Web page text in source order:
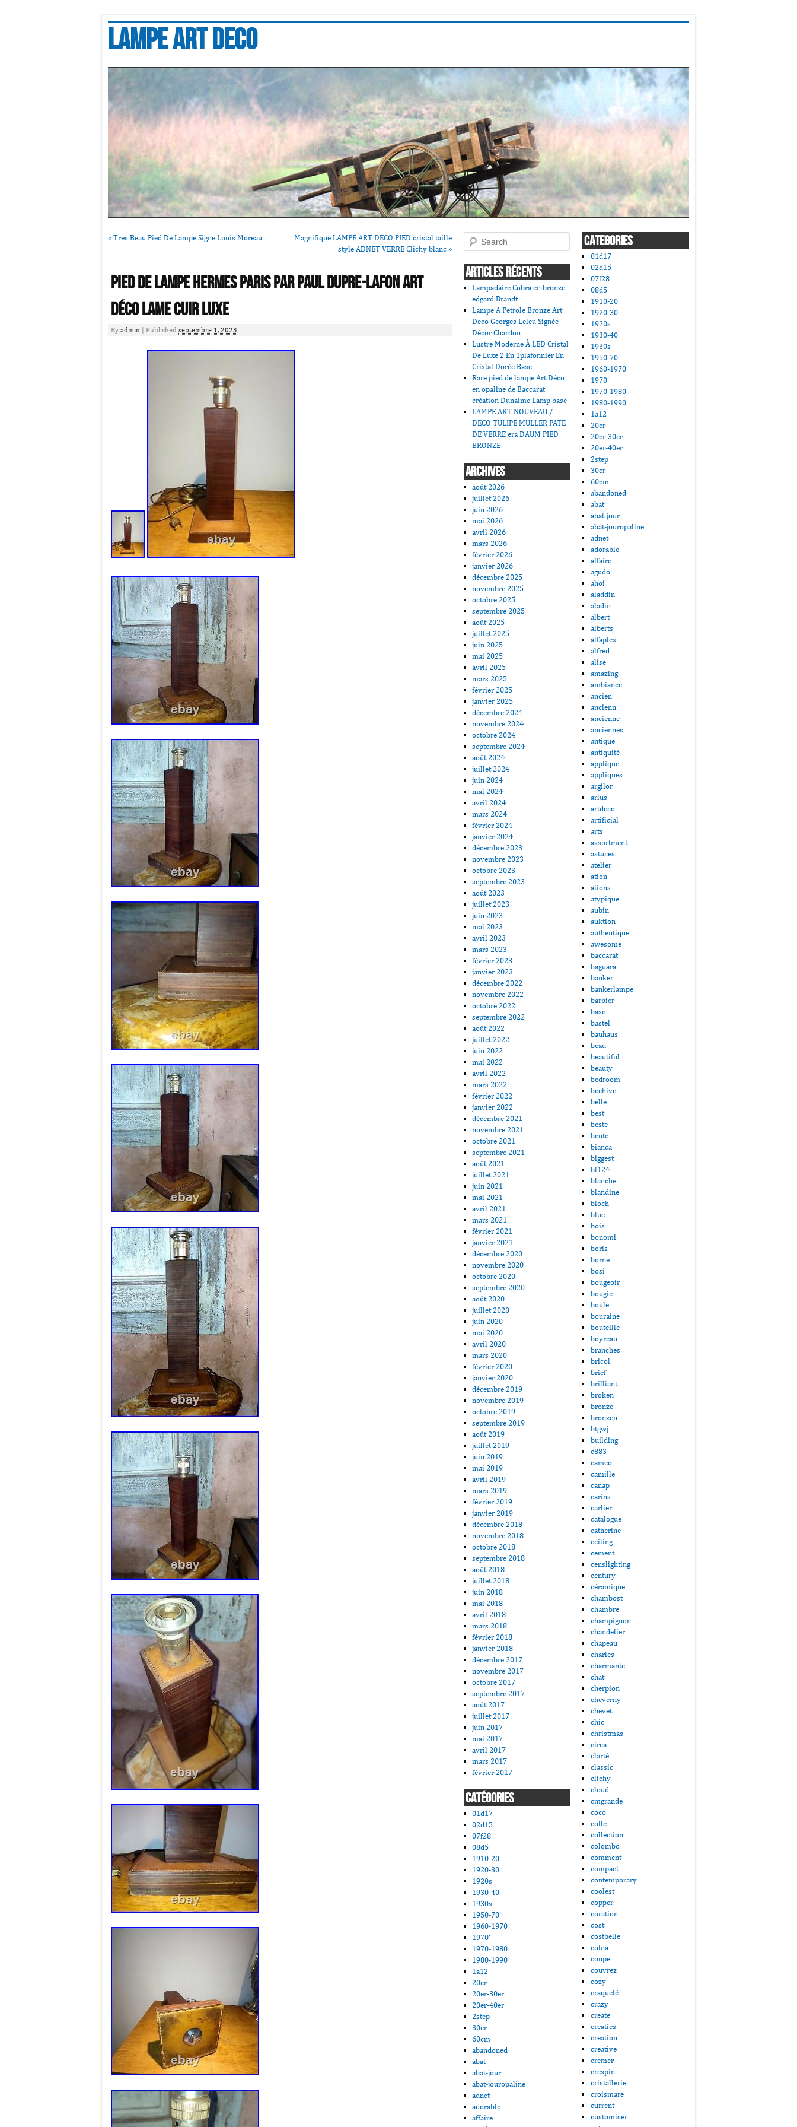
Lampe art deco
« Tres Beau Pied De Lampe Signe Louis Moreau
Magnifique LAMPE ART DECO PIED cristal taille
style ADNET VERRE Clichy blanc »
Pied de lampe HERMES Paris par Paul DUPRE-LAFON Art
Déco lame Cuir luxe
By admin Published septembre 1, 2023
Search
ARTICLES RÉCENTS
Lampadaire Cobra en bronze
edgard Brandt
Lampe A Petrole Bronze Art
Deco Georges Leleu Signée
Décor Chardon
Lustre Moderne À LED Cristal
De Luxe 2 En 1plafonnier En
Cristal Dorée Base
Rare pied de lampe Art Déco
en opaline de Baccarat
création Dunaime Lamp base
LAMPE ART NOUVEAU /
DECO TULIPE MULLER PATE
DE VERRE era DAUM PIED
BRONZE
ARCHIVES
août 2026
juillet 2026
juin 2026
mai 2026
avril 2026
mars 2026
février 2026
janvier 2026
décembre 2025
novembre 2025
octobre 2025
septembre 2025
août 2025
juillet 2025
juin 2025
mai 2025
avril 2025
mars 2025
février 2025
janvier 2025
décembre 2024
novembre 2024
octobre 2024
septembre 2024
août 2024
juillet 2024
juin 2024
mai 2024
avril 2024
mars 2024
février 2024
janvier 2024
décembre 2023
novembre 2023
octobre 2023
septembre 2023
août 2023
juillet 2023
juin 2023
mai 2023
avril 2023
mars 2023
février 2023
janvier 2023
décembre 2022
novembre 2022
octobre 2022
septembre 2022
août 2022
juillet 2022
juin 2022
mai 2022
avril 2022
mars 2022
février 2022
janvier 2022
décembre 2021
novembre 2021
octobre 2021
septembre 2021
août 2021
juillet 2021
juin 2021
mai 2021
avril 2021
mars 2021
février 2021
janvier 2021
décembre 2020
novembre 2020
octobre 2020
septembre 2020
août 2020
juillet 2020
juin 2020
mai 2020
avril 2020
mars 2020
février 2020
janvier 2020
décembre 2019
novembre 2019
octobre 2019
septembre 2019
août 2019
juillet 2019
juin 2019
mai 2019
avril 2019
mars 2019
février 2019
janvier 2019
décembre 2018
novembre 2018
octobre 2018
septembre 2018
août 2018
juillet 2018
juin 2018
mai 2018
avril 2018
mars 2018
février 2018
janvier 2018
décembre 2017
novembre 2017
octobre 2017
septembre 2017
août 2017
juillet 2017
juin 2017
mai 2017
avril 2017
mars 2017
février 2017
CATÉGORIES
01d17
02d15
07f28
08d5
1910-20
1920-30
1920s
1930-40
1930s
1950-70'
1960-1970
1970'
1970-1980
1980-1990
1a12
20er
20er-30er
20er-40er
2step
30er
60cm
abandoned
abat
abat-jour
abat-jouropaline
adnet
adorable
affaire
CATEGORIES
01d17
02d15
07f28
08d5
1910-20
1920-30
1920s
1930-40
1930s
1950-70'
1960-1970
1970'
1970-1980
1980-1990
1a12
20er
20er-30er
20er-40er
2step
30er
60cm
abandoned
abat
abat-jour
abat-jouropaline
adnet
adorable
affaire
agudo
ahoi
aladdin
aladin
albert
alberts
alfaplex
alfred
alise
amazing
ambiance
ancien
ancienn
ancienne
anciennes
antique
antiquité
applique
appliques
argilor
arlus
artdeco
artificial
arts
assortment
astuces
atelier
ation
ations
atypique
aubin
auktion
authentique
awesome
baccarat
baguara
banker
bankerlampe
barbier
base
bastel
bauhaus
beau
beautiful
beauty
bedroom
beehive
belle
best
beste
beute
bianca
biggest
bl124
blanche
blandine
bloch
blue
bois
bonomi
boris
borne
bosi
bougeoir
bougie
boule
bouraine
bouteille
boyreau
branches
bricol
brief
brilliant
broken
bronze
bronzen
btgwj
building
c883
cameo
camille
canap
carins
carlier
catalogue
catherine
ceiling
cement
censlighting
century
céramique
chambost
chambre
champignon
chandelier
chapeau
charles
charmante
chat
cherpion
cheverny
chevet
chic
christmas
circa
clarté
classic
clichy
cloud
cmgrande
coco
colle
collection
colombo
comment
compact
contemporary
coolest
copper
coration
cost
costbelle
cotna
coupe
couvrez
cozy
craquelé
crazy
create
creaties
creation
creative
cremer
crespin
cristallerie
croismare
current
customiser